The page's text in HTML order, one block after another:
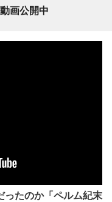
画公開中
ったのか「ペルム紀末